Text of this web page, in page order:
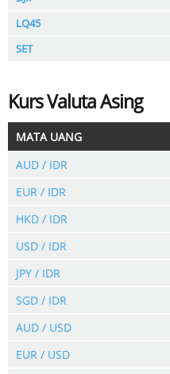
LQ45
SET
Kurs Valuta Asing
MATA UANG
AUD / IDR
EUR / IDR
HKD / IDR
USD / IDR
JPY / IDR
SGD / IDR
AUD / USD
EUR / USD